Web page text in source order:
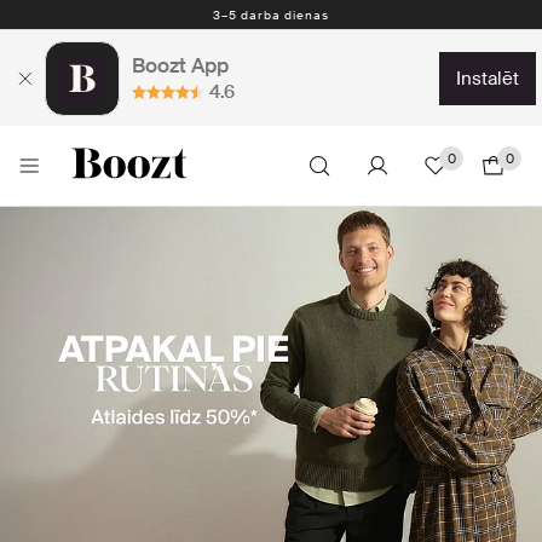
Nemokamas prekių grąžinimas per 30 dienų
Boozt App
4.6
instalēt
0 0